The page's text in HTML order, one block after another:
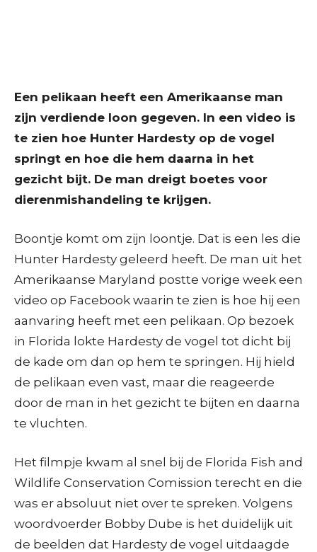
Een pelikaan heeft een Amerikaanse man
zijn verdiende loon gegeven. In een video is
te zien hoe Hunter Hardesty op de vogel
springt en hoe die hem daarna in het
gezicht bijt. De man dreigt boetes voor
dierenmishandeling te krijgen.
Boontje komt om zijn loontje. Dat is een les die
Hunter Hardesty geleerd heeft. De man uit het
Amerikaanse Maryland postte vorige week een
video op Facebook waarin te zien is hoe hij een
aanvaring heeft met een pelikaan. Op bezoek
in Florida lokte Hardesty de vogel tot dicht bij
de kade om dan op hem te springen. Hij hield
de pelikaan even vast, maar die reageerde
door de man in het gezicht te bijten en daarna
te vluchten.
Het filmpje kwam al snel bij de Florida Fish and
Wildlife Conservation Comission terecht en die
was er absoluut niet over te spreken. Volgens
woordvoerder Bobby Dube is het duidelijk uit
de beelden dat Hardesty de vogel uitdaagde